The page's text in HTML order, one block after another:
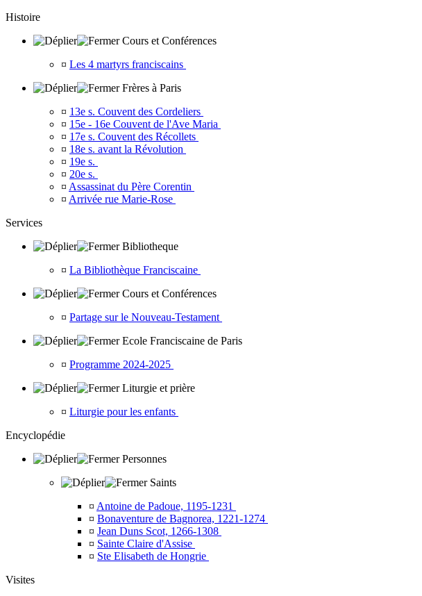
Histoire
Cours et Conférences
¤ Les 4 martyrs franciscains
Frères à Paris
¤ 13e s. Couvent des Cordeliers
¤ 15e - 16e Couvent de l'Ave Maria
¤ 17e s. Couvent des Récollets
¤ 18e s. avant la Révolution
¤ 19e s.
¤ 20e s.
¤ Assassinat du Père Corentin
¤ Arrivée rue Marie-Rose
Services
Bibliotheque
¤ La Bibliothèque Franciscaine
Cours et Conférences
¤ Partage sur le Nouveau-Testament
Ecole Franciscaine de Paris
¤ Programme 2024-2025
Liturgie et prière
¤ Liturgie pour les enfants
Encyclopédie
Personnes
Saints
¤ Antoine de Padoue, 1195-1231
¤ Bonaventure de Bagnorea, 1221-1274
¤ Jean Duns Scot, 1266-1308
¤ Sainte Claire d'Assise
¤ Ste Elisabeth de Hongrie
Visites